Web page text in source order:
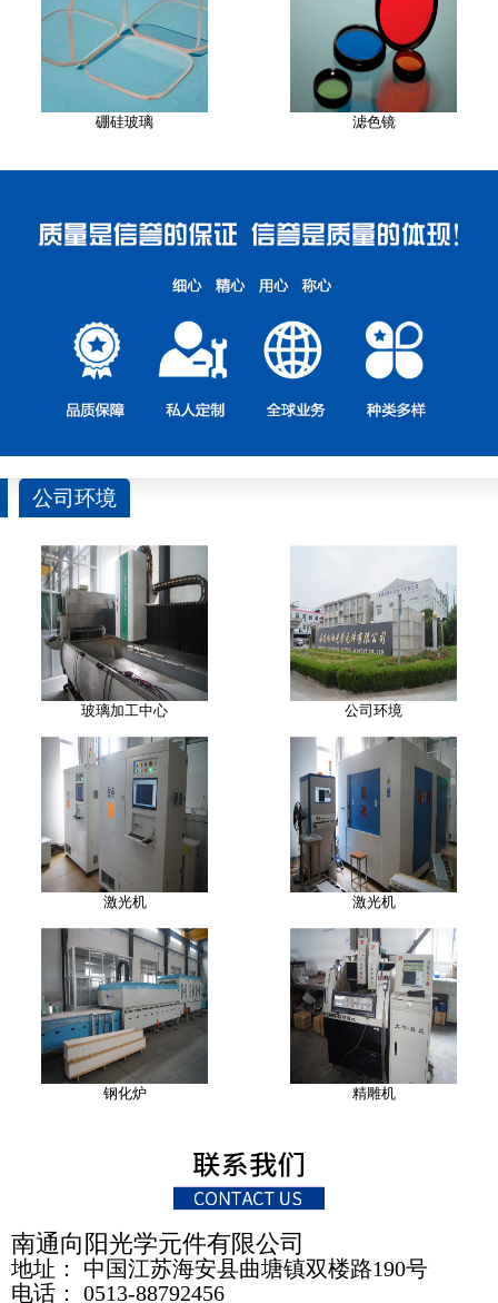
硼硅玻璃 滤色镜
公司环境
玻璃加工中心 公司环境
激光机 激光机
钢化炉 精雕机
南通向阳光学元件有限公司
地址： 中国江苏海安县曲塘镇双楼路190号
电话： 0513-88792456